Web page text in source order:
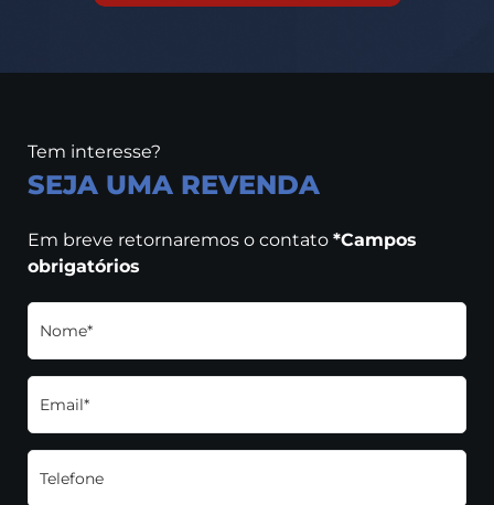
Tem interesse?
SEJA UMA REVENDA
Em breve retornaremos o contato *Campos
obrigatórios
Nome*
Email*
Telefone